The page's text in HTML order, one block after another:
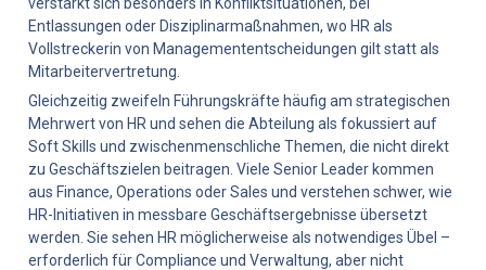
Entlassungen oder Disziplinarmaßnahmen, wo HR als
Vollstreckerin von Managemententscheidungen gilt statt als
Mitarbeitervertretung.
Gleichzeitig zweifeln Führungskräfte häufig am strategischen
Mehrwert von HR und sehen die Abteilung als fokussiert auf
Soft Skills und zwischenmenschliche Themen, die nicht direkt
zu Geschäftszielen beitragen. Viele Senior Leader kommen
aus Finance, Operations oder Sales und verstehen schwer, wie
HR-Initiativen in messbare Geschäftsergebnisse übersetzt
werden. Sie sehen HR möglicherweise als notwendiges Übel –
erforderlich für Compliance und Verwaltung, aber nicht